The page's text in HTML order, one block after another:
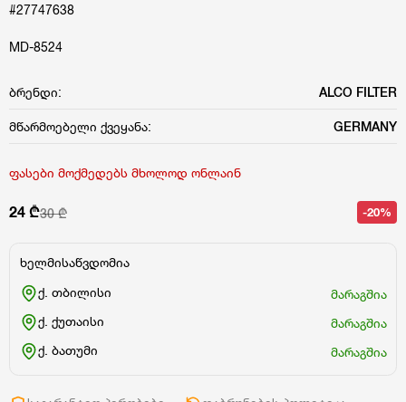
#27747638
MD-8524
ბრენდი: ALCO FILTER
მწარმოებელი ქვეყანა: GERMANY
ფასები მოქმედებს მხოლოდ ონლაინ
24 ₾30 ₾ -20%
ხელმისაწვდომია
ქ. თბილისი
მარაგშია
ქ. ქუთაისი
მარაგშია
ქ. ბათუმი
მარაგშია